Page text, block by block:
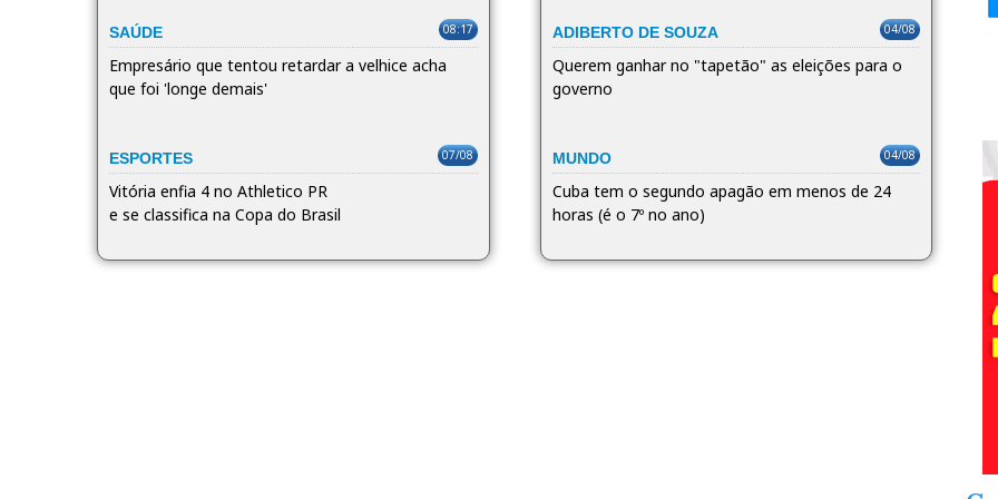
SAÚDE 08:17
Empresário que tentou retardar a velhice acha
que foi 'longe demais'
ESPORTES 07/08
Vitória enfia 4 no Athletico PR
e se classifica na Copa do Brasil
ADIBERTO DE SOUZA 04/08
Querem ganhar no "tapetão" as eleições para o
governo
MUNDO 04/08
Cuba tem o segundo apagão em menos de 24
horas (é o 7º no ano)